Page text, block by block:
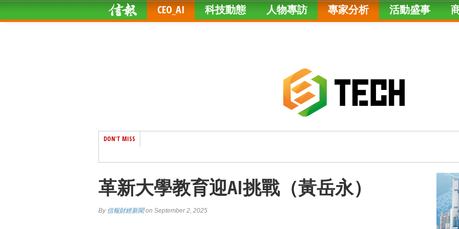
CEO_AI 科技動態 人物專訪 專家分析 活動盛事
DON'T MISS
革新大學教育迎AI挑戰（黃岳永）
By 信報財經新聞on September 2, 2025